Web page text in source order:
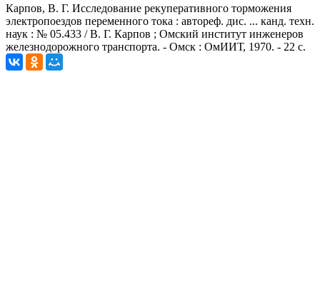
Карпов, В. Г. Исследование рекуперативного торможения
электропоездов переменного тока : автореф. дис. ... канд. техн.
наук : № 05.433 / В. Г. Карпов ; Омский институт инженеров
железнодорожного транспорта. - Омск : ОмИИТ, 1970. - 22 с.